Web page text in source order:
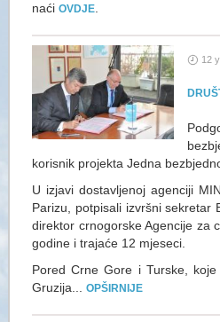
naći OVDJE
12
korisnik projekta Jedna
U izjavi dostavljenoj agenciji
Parizu, potpisali izvršni sekretar
direktor crnogorske Agencije za
godine i trajaće 12 mjeseci.
Pored Crne Gore i Turske,
Gruzija... OPŠIRNIJE